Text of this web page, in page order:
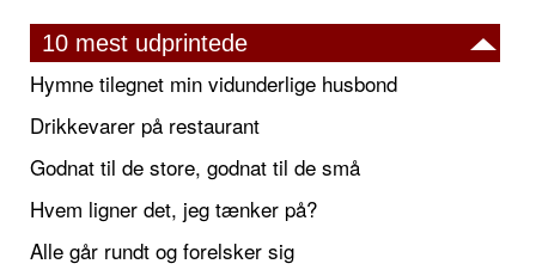
10 mest udprintede
Hymne tilegnet min vidunderlige husbond
Drikkevarer på restaurant
Godnat til de store, godnat til de små
Hvem ligner det, jeg tænker på?
Alle går rundt og forelsker sig